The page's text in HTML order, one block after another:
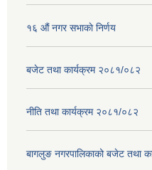
१६ ‌औं नगर सभाकाे निर्णय
बजेट तथा कार्यक्रम २०८१/०८२
नीति तथा कार्यक्रम २०८१/०८२
बागलुङ नगरपालिकाको बजेट तथा